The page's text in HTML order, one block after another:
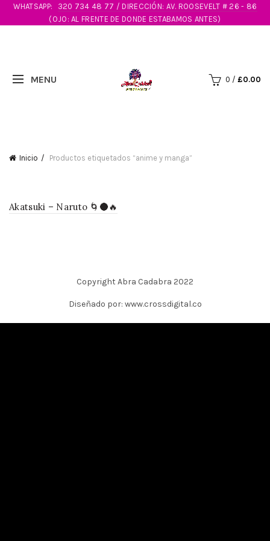
WHATSAPP:
320 734 48 77 / DIRECCIÓN: AV. ROOSEVELT # 26 - 86
(OJO: AL FRENTE DE DONDE ESTABAMOS ANTES)
0 / £0.00
Inicio Productos etiquetados “anime y manga”
Akatsuki – Naruto 🌀🌑🔥
Copyright Abra Cadabra 2022
Diseñado por: www.crossdigital.co